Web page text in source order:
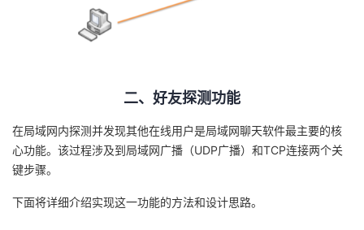
动
关
注
的
开
发
我
的
Programs
我
的
二、好友探测功能
在局域网内探测并发现其他在线用户是局域网聊天软件最主要的核
心功能。该过程涉及到局域网广播（UDP广播）和TCP连接两个关
键步骤。
下面将详细介绍实现这一功能的方法和设计思路。